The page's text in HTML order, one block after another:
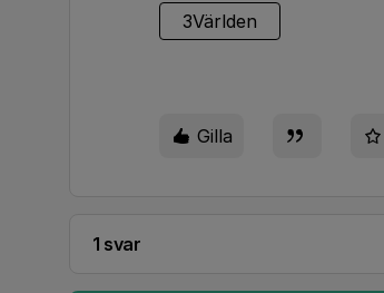
3Världen
Gilla
1 svar